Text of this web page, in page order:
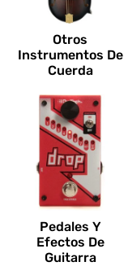
Otros
Instrumentos De
Cuerda
Pedales Y
Efectos De
Guitarra